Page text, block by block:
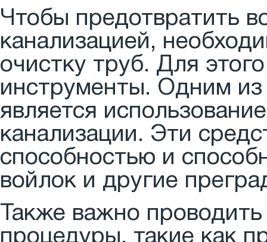
Чтобы предотвратить
канализацией,
очистку труб. Для
инструменты. Одним
является
канализации. Эти
способностью и
войлок и другие
Также важно
процедуры, такие как